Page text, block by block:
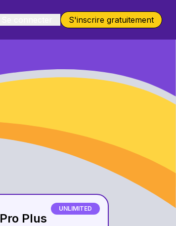
S'inscrire gratuitement
Pro Plus
UNLIMITED